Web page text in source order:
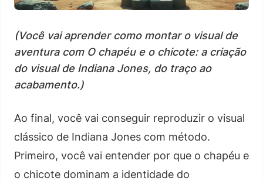
(Você vai aprender como montar o visual de
aventura com O chapéu e o chicote: a criação
do visual de Indiana Jones, do traço ao
acabamento.)
Ao final, você vai conseguir reproduzir o visual
clássico de Indiana Jones com método.
Primeiro, você vai entender por que o chapéu e
o chicote dominam a identidade do